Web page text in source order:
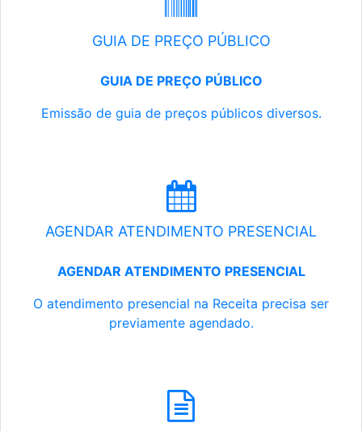
GUIA DE PREÇO PÚBLICO
GUIA DE PREÇO PÚBLICO
Emissão de guia de preços públicos diversos.
AGENDAR ATENDIMENTO PRESENCIAL
AGENDAR ATENDIMENTO PRESENCIAL
O atendimento presencial na Receita precisa ser
previamente agendado.